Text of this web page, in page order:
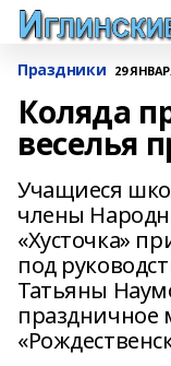
Праздники 29
Коляда
веселья
Учащиеся
члены
«Хусточка»
под
Татьяны
праздничное